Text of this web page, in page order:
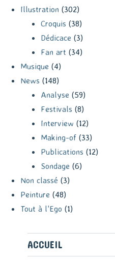
Illustration (302)
Croquis (38)
Dédicace (3)
Fan art (34)
Musique (4)
News (148)
Analyse (59)
Festivals (8)
Interview (12)
Making-of (33)
Publications (12)
Sondage (6)
Non classé (3)
Peinture (48)
Tout à l'Ego (1)
ACCUEIL